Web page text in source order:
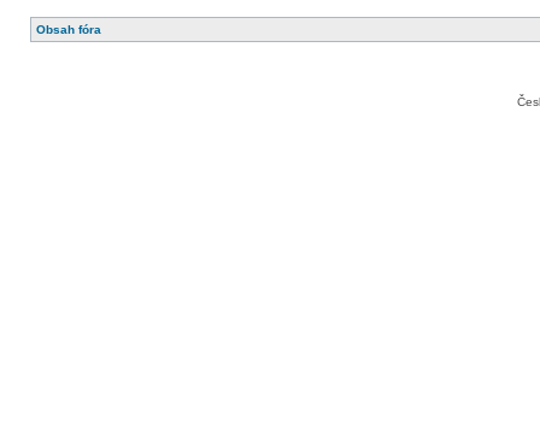
Obsah fóra